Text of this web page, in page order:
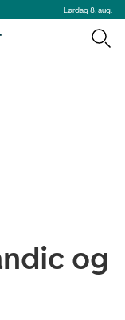
Lørdag 8. aug.
og